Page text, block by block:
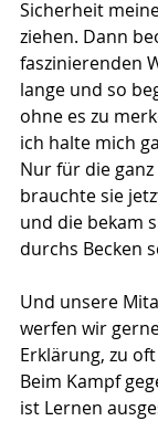
Sicherheit
ziehen. Dann
faszinierenden
lange und so
ohne es zu
ich halte mich
Nur für die
brauchte sie
und die bekam
durchs Becken
Und unsere
werfen wir
Erklärung, zu
Beim Kampf
ist Lernen